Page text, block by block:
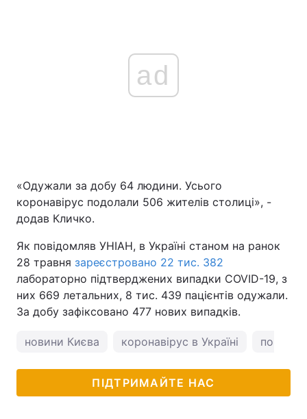
ad
«Одужали за добу 64 людини. Усього
коронавірус подолали 506 жителів столиці», -
додав Кличко.
Як повідомляв УНІАН, в Україні станом на ранок
28 травня зареєстровано 22 тис. 382
лабораторно підтверджених випадки COVID-19, з
них 669 летальних, 8 тис. 439 пацієнтів одужали.
За добу зафіксовано 477 нових випадків.
новини Києва коронавірус в Україні погода
ПІДТРИМАЙТЕ НАС